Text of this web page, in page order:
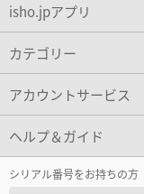
isho.jpアプリ
カテゴリー
アカウントサービス
ヘルプ＆ガイド
シリアル番号をお持ちの方